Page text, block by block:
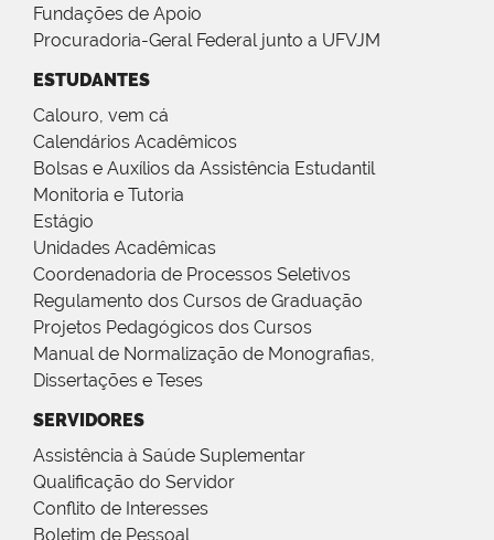
Fundações de Apoio
Procuradoria-Geral Federal junto a UFVJM
ESTUDANTES
Calouro, vem cá
Calendários Acadêmicos
Bolsas e Auxílios da Assistência Estudantil
Monitoria e Tutoria
Estágio
Unidades Acadêmicas
Coordenadoria de Processos Seletivos
Regulamento dos Cursos de Graduação
Projetos Pedagógicos dos Cursos
Manual de Normalização de Monografias,
Dissertações e Teses
SERVIDORES
Assistência à Saúde Suplementar
Qualificação do Servidor
Conflito de Interesses
Boletim de Pessoal